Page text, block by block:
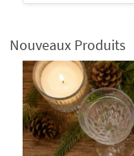
Nouveaux Produits